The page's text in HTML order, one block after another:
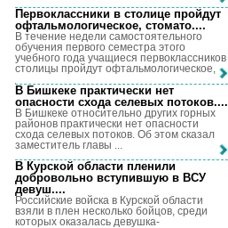
Первоклассники в столице пройдут
офтальмологическое, стомато....
В течение недели самостоятельного
обучения первого семестра этого
учебного года учащиеся первоклассников
столицы пройдут офтальмологическое, ...
В Бишкеке практически нет
опасности схода селевых потоков....
В Бишкеке относительно других горных
районов практически нет опасности
схода селевых потоков. Об этом сказал
заместитель главы ...
В Курской области пленили
добровольно вступившую в ВСУ
девуш....
Российские войска в Курской области
взяли в плен несколько бойцов, среди
которых оказалась девушка-